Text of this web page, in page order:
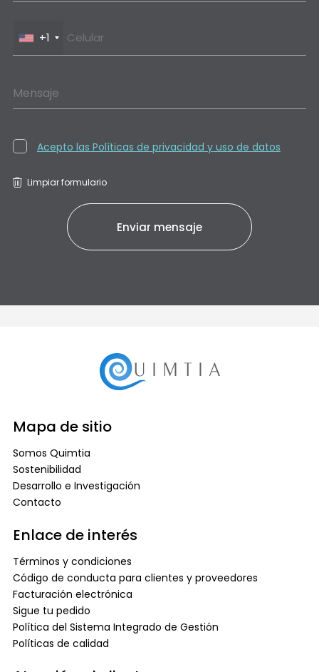
+1
Mensaje
Acepto las Políticas de privacidad y uso de datos
Limpiar formulario
Mapa de sitio
Somos Quimtia
Sostenibilidad
Desarrollo e Investigación
Contacto
Enlace de interés
Términos y condiciones
Código de conducta para clientes y proveedores
Facturación electrónica
Sigue tu pedido
Política del Sistema Integrado de Gestión
Políticas de calidad